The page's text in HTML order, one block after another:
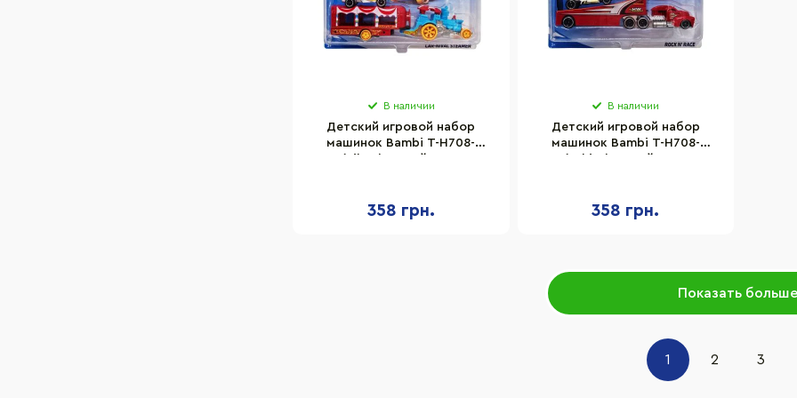
В наличии
Детский игровой набор
машинок Bambi T-H708-
358 грн.
В наличии
Детский игровой набор
машинок Bambi T-H708-
358 грн.
Показать больше
1 2 3